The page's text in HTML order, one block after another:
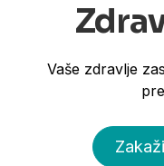
Vaše zdravlje